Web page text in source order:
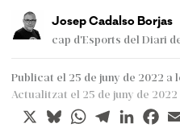
Josep Cadalso Borjas
cap d'Esports del Diari
Publicat el 25 de juny de 2022 a
Actualitzat el 25 de juny de 2022
X BlueskyWhatsApp
Telegram